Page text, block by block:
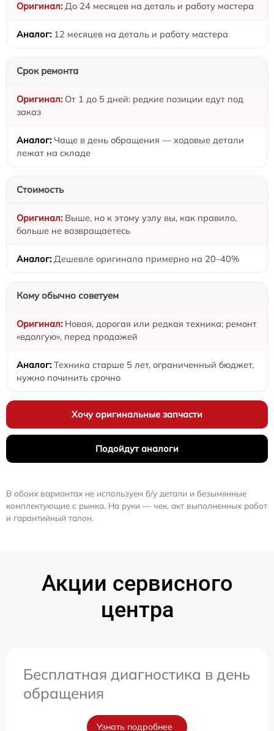
До 24 месяцев на деталь и работу мастера
12 месяцев на деталь и работу мастера
Срок ремонта
От 1 до 5 дней: редкие позиции едут под
заказ
Чаще в день обращения — ходовые детали
лежат на складе
Стоимость
Выше, но к этому узлу вы, как правило,
больше не возвращаетесь
Дешевле оригинала примерно на 20–40%
Кому обычно советуем
Новая, дорогая или редкая техника; ремонт
«вдолгую», перед продажей
Техника старше 5 лет, ограниченный бюджет,
нужно починить срочно
Хочу оригинальные запчасти
Подойдут аналоги
В обоих вариантах не используем б/у детали и безымянные
комплектующие с рынка. На руки — чек, акт выполненных работ
и гарантийный талон.
Акции сервисного
центра
Бесплатная диагностика в день
обращения
Узнать подробнее